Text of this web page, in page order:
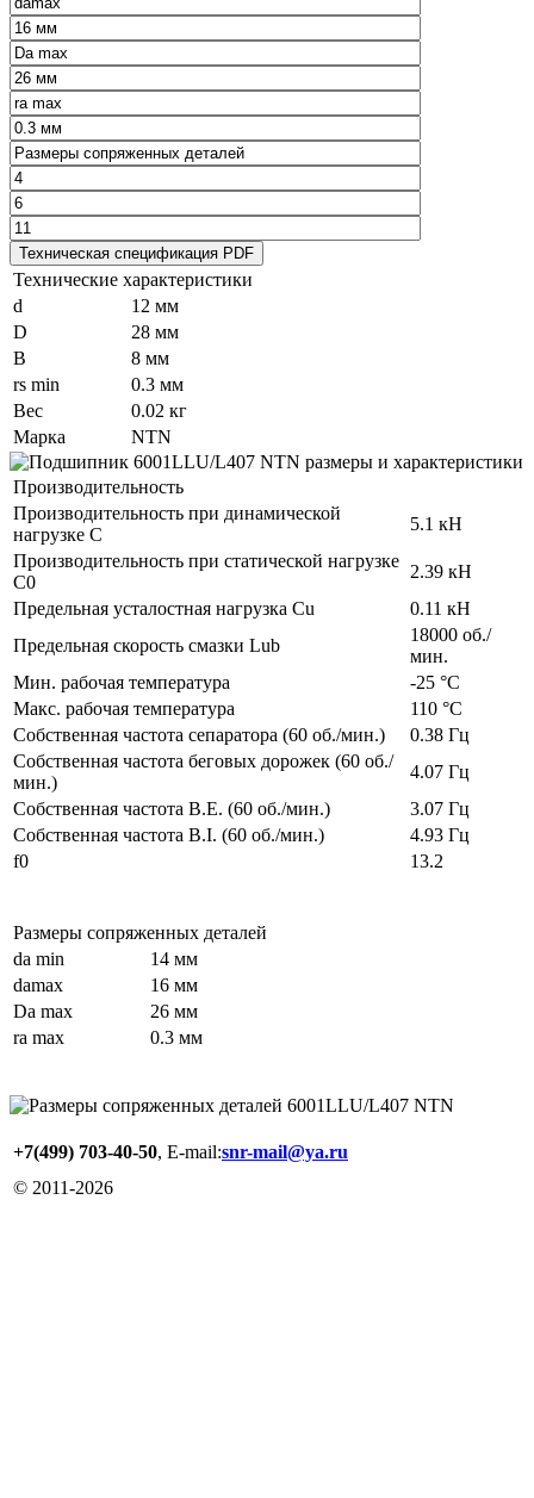
Технические характеристики
d
12 мм
D
28 мм
B
8 мм
rs min
0.3 мм
Вес
0.02 кг
Марка
NTN
Производительность
Производительность при динамической
нагрузке C
5.1 кН
Производительность при статической нагрузке
C0
2.39 кН
Предельная усталостная нагрузка Cu
0.11 кН
Предельная скорость смазки Lub
18000 об./
мин.
Мин. рабочая температура
-25 °C
Макс. рабочая температура
110 °C
Собственная частота сепаратора (60 об./мин.)
0.38 Гц
Собственная частота беговых дорожек (60 об./
мин.)
4.07 Гц
Собственная частота B.E. (60 об./мин.)
3.07 Гц
Собственная частота B.I. (60 об./мин.)
4.93 Гц
f0
13.2
Размеры сопряженных деталей
da min
14 мм
damax
16 мм
Da max
26 мм
ra max
0.3 мм
+7(499) 703-40-50, E-mail:snr-mail@ya.ru
© 2011-2026